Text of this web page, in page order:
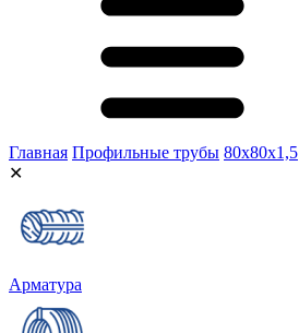
Главная Профильные трубы 80х80х1,5
✕
Арматура